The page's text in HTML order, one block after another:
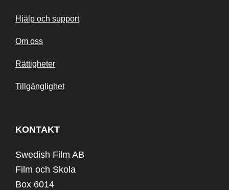
Hjälp och support
Om oss
Rättigheter
Tillgänglighet
KONTAKT
Swedish Film AB
Film och Skola
Box 6014